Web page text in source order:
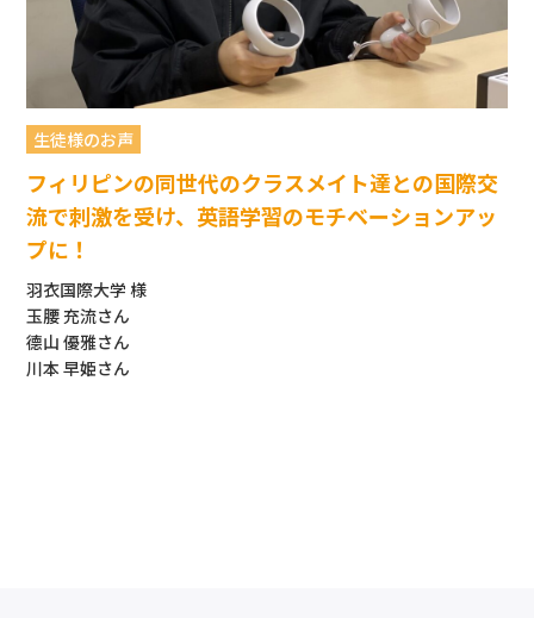
生徒様のお声
フィリピンの同世代のクラスメイト達との国際交
流で刺激を受け、英語学習のモチベーションアッ
プに！
羽衣国際大学 様
玉腰 充流さん
德山 優雅さん
川本 早姫さん